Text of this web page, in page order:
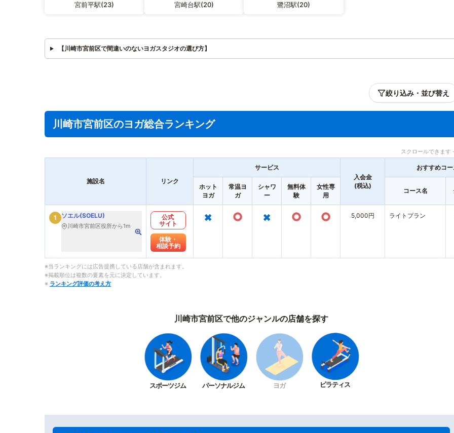
宮前平駅(23) 宮崎台駅(20) 鷺沼駅(20)
【川崎市宮前区で間違いのないヨガスタジオの選び方】
絞り込み・並び替え
川崎市宮前区のヨガ総合ランキング
スクロールできます
施設名 リンク
サービス
入会金
(税込)
おすすめコー
ホット
ヨガ
常温ヨ
ガ
シャワ
ー
無料体
験
女性専
用
コース名
1 ソエル(SOELU)
川崎市宮前区役所から1m
公式
サイト
体験・
相談予約
× ○ × ○ ○ 5,000円 ライトプラン
※当ランキングには広告提携している店舗が含まれます。
※掲載順位は複数の要素を元に決定しています。
※ ランキング評価の考え方
川崎市宮前区で他のジャンルの店舗を探す
スポーツジム パーソナルジム ヨガ ピラティス